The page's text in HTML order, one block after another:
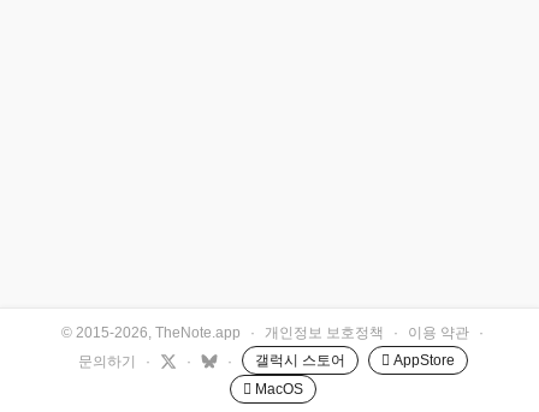
© 2015-2026, TheNote.app · 개인정보 보호정책 · 이용 약관
·
문의하기
· · · 갤럭시 스토어
 AppStore
 MacOS